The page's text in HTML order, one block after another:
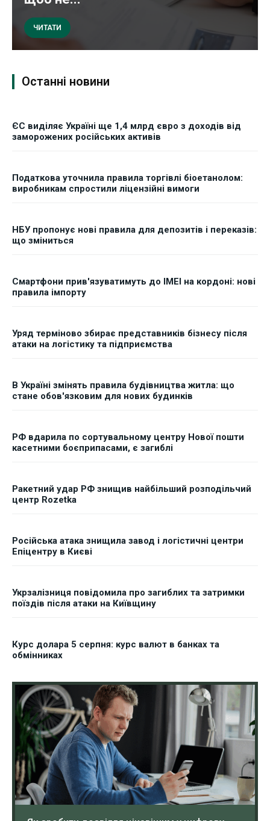
ЧИТАТИ
Останні новини
ЄС виділяє Україні ще 1,4 млрд євро з доходів від
заморожених російських активів
Податкова уточнила правила торгівлі біоетанолом:
виробникам спростили ліцензійні вимоги
НБУ пропонує нові правила для депозитів і переказів:
що зміниться
Смартфони прив'язуватимуть до IMEI на кордоні: нові
правила імпорту
Уряд терміново збирає представників бізнесу після
атаки на логістику та підприємства
В Україні змінять правила будівництва житла: що
стане обов'язковим для нових будинків
РФ вдарила по сортувальному центру Нової пошти
касетними боєприпасами, є загиблі
Ракетний удар РФ знищив найбільший розподільчий
центр Rozetka
Російська атака знищила завод і логістичні центри
Епіцентру в Києві
Укрзалізниця повідомила про загиблих та затримки
поїздів після атаки на Київщину
Курс долара 5 серпня: курс валют в банках та
обмінниках